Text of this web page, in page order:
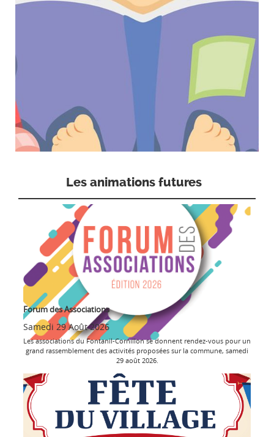
Les animations futures
Forum des Associations
Samedi 29 Août 2026
Les associations du Fontanil-Cornillon se donnent rendez-vous pour un
grand rassemblement des activités proposées sur la commune, samedi
29 août 2026.